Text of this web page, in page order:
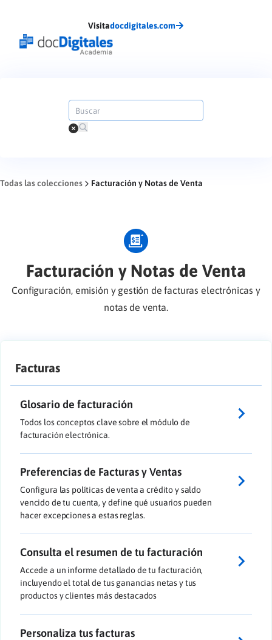
Visitadocdigitales.com
Todas las colecciones Facturación y Notas de Venta
Facturación y Notas de Venta
Configuración, emisión y gestión de facturas electrónicas y
notas de venta.
Facturas
Glosario de facturación
Todos los conceptos clave sobre el módulo de
facturación electrónica.
Preferencias de Facturas y Ventas
Configura las políticas de venta a crédito y saldo
vencido de tu cuenta, y define qué usuarios pueden
hacer excepciones a estas reglas.
Consulta el resumen de tu facturación
Accede a un informe detallado de tu facturación,
incluyendo el total de tus ganancias netas y tus
productos y clientes más destacados
Personaliza tus facturas